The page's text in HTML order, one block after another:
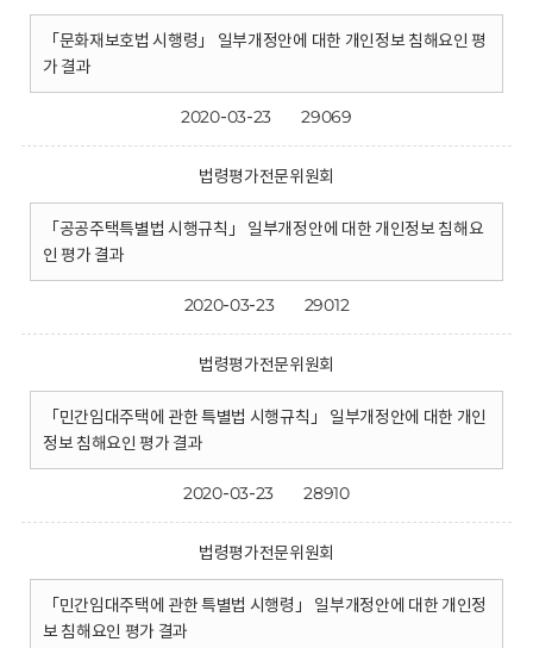
「문화재보호법 시행령」 일부개정안에 대한 개인정보 침해요인 평
가 결과
2020-03-23 29069
법령평가전문위원회
「공공주택특별법 시행규칙」 일부개정안에 대한 개인정보 침해요
인 평가 결과
2020-03-23 29012
법령평가전문위원회
「민간임대주택에 관한 특별법 시행규칙」 일부개정안에 대한 개인
정보 침해요인 평가 결과
2020-03-23 28910
법령평가전문위원회
「민간임대주택에 관한 특별법 시행령」 일부개정안에 대한 개인정
보 침해요인 평가 결과